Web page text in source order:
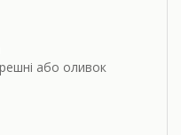
або оливок